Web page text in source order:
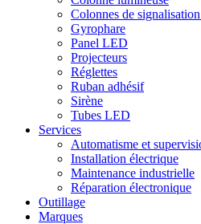
Colonnes de
Gyrophare
Panel LED
Projecteurs
Réglettes
Ruban adhésif
Sirène
Tubes LED
Services
Automatisme et
Installation électrique
Maintenance industrielle
Réparation électronique
Outillage
Marques